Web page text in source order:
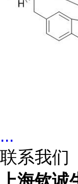
...
联系我们